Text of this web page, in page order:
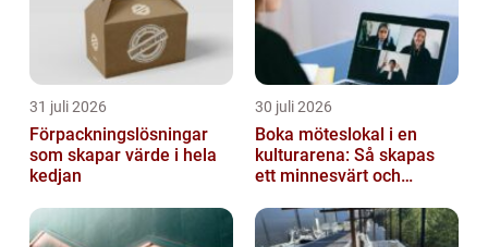
31 juli 2026
Förpackningslösningar
som skapar värde i hela
kedjan
30 juli 2026
Boka möteslokal i en
kulturarena: Så skapas
ett minnesvärt och